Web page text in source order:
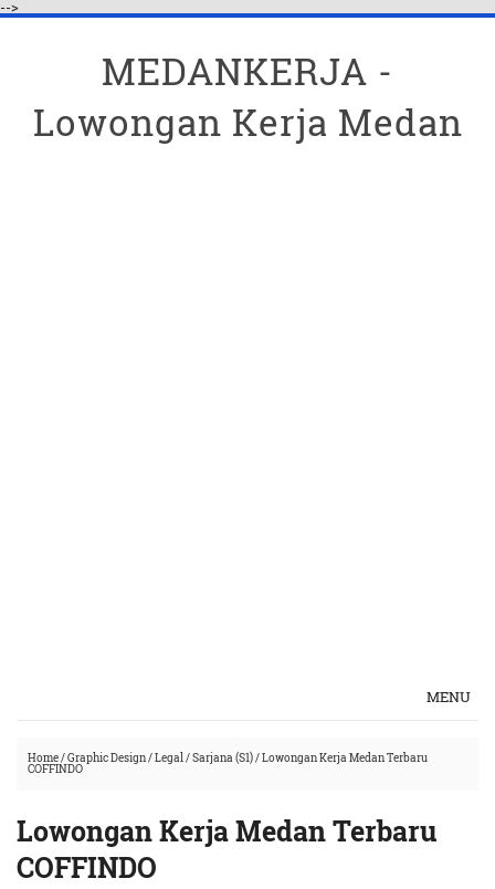
-->
MEDANKERJA -
Lowongan Kerja Medan
MENU
Home/Graphic Design/Legal/Sarjana (S1)/Lowongan Kerja Medan Terbaru
COFFINDO
Lowongan Kerja Medan Terbaru
COFFINDO